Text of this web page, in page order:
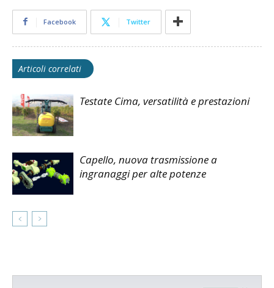
Facebook Twitter
Articoli correlati
Testate Cima, versatilità e prestazioni
Capello, nuova trasmissione a
ingranaggi per alte potenze